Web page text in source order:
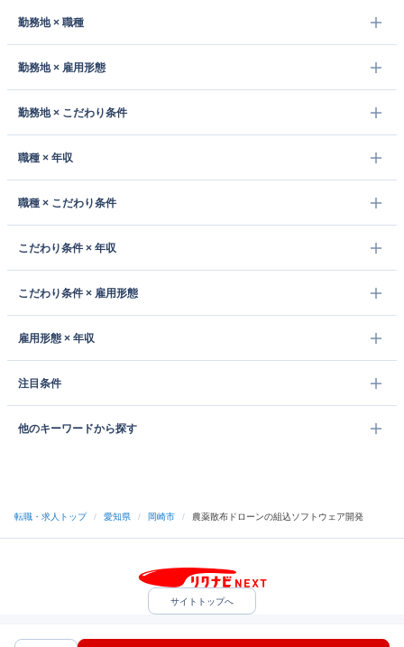
勤務地 × 職種
勤務地 × 雇用形態
勤務地 × こだわり条件
職種 × 年収
職種 × こだわり条件
こだわり条件 × 年収
こだわり条件 × 雇用形態
雇用形態 × 年収
注目条件
他のキーワードから探す
転職・求人トップ / 愛知県 / 岡崎市 / 農薬散布ドローンの組込ソフトウェア開発
サイトトップへ
中途採用をご検討の企業様